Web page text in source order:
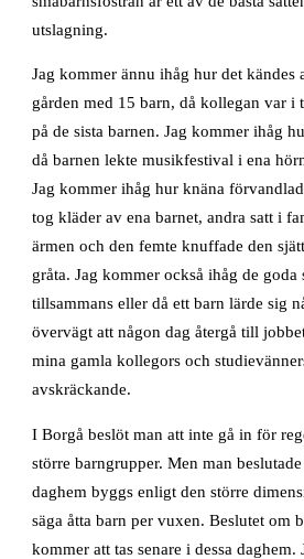
utslagning.
Jag kommer ännu ihåg hur det kändes
gården med 15 barn, då kollegan var i
på de sista barnen. Jag kommer ihåg
då barnen lekte musikfestival i ena
Jag kommer ihåg hur knäna
tog kläder av ena barnet, andra satt i
ärmen och den femte knuffade den
gråta. Jag kommer också ihåg de goda
tillsammans eller då ett barn lärde sig
övervägt att någon dag återgå till
mina gamla kollegors och
avskräckande.
I Borgå beslöt man att inte gå in för
större barngrupper. Men man
daghem byggs enligt den större
säga åtta barn per vuxen. Beslutet om
kommer att tas senare i dessa daghem.